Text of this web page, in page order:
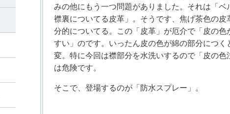
みの他にもう一つ問題がありました。それは「ベ
襟裏についてる皮革」。そうです、焦げ茶色の皮
分的についてる。この「皮革」が厄介で「皮の色
すい」のです。いったん皮の色が綿の部分につく
変。特に今回は襟部分を水洗いするので「皮の色
は危険です。
そこで、登場するのが「防水スプレー」。